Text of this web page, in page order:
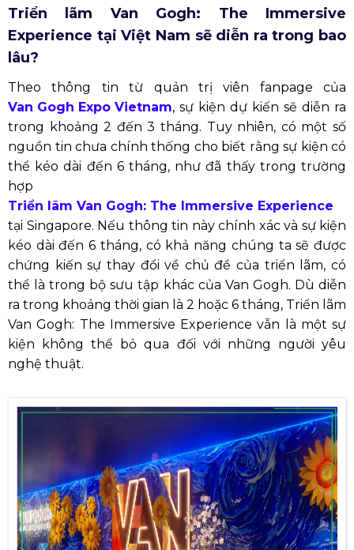
Triển lãm Van Gogh: The Immersive
Experience tại Việt Nam sẽ diễn ra trong bao
lâu?
Theo thông tin từ quản trị viên fanpage của
Van Gogh Expo Vietnam, sự kiện dự kiến sẽ diễn ra
trong khoảng 2 đến 3 tháng. Tuy nhiên, có một số
nguồn tin chưa chính thống cho biết rằng sự kiện có
thể kéo dài đến 6 tháng, như đã thấy trong trường
hợp
Triển lãm Van Gogh: The Immersive Experience
tại Singapore. Nếu thông tin này chính xác và sự kiện
kéo dài đến 6 tháng, có khả năng chúng ta sẽ được
chứng kiến sự thay đổi về chủ đề của triển lãm, có
thể là trong bộ sưu tập khác của Van Gogh. Dù diễn
ra trong khoảng thời gian là 2 hoặc 6 tháng, Triển lãm
Van Gogh: The Immersive Experience vẫn là một sự
kiện không thể bỏ qua đối với những người yêu
nghệ thuật.